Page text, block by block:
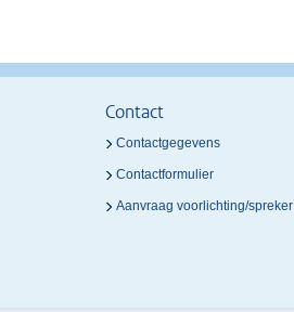
Contact
Contactgegevens
Contactformulier
Aanvraag voorlichting/spreker